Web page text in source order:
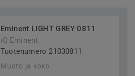
Eminent LIGHT GREY 0811
iQ Eminent
Tuotenumero 21030811
Muoto ja koko